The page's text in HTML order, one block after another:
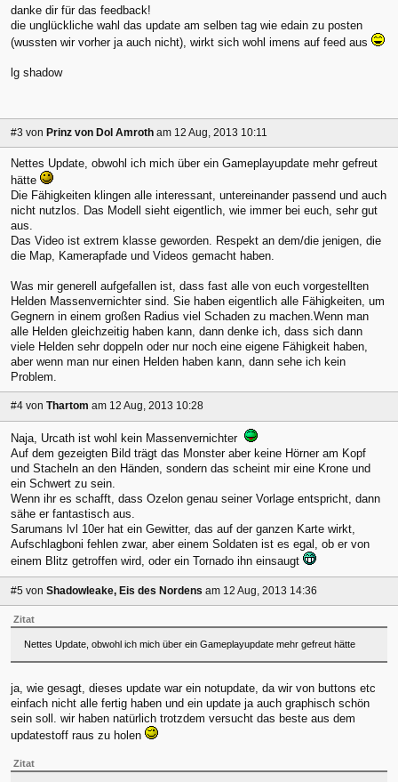
danke dir für das feedback!
die unglückliche wahl das update am selben tag wie edain zu posten
(wussten wir vorher ja auch nicht), wirkt sich wohl imens auf feed aus
lg shadow
#3 von Prinz von Dol Amroth am 12 Aug, 2013 10:11
Nettes Update, obwohl ich mich über ein Gameplayupdate mehr gefreut
hätte
Die Fähigkeiten klingen alle interessant, untereinander passend und auch
nicht nutzlos. Das Modell sieht eigentlich, wie immer bei euch, sehr gut
aus.
Das Video ist extrem klasse geworden. Respekt an dem/die jenigen, die
die Map, Kamerapfade und Videos gemacht haben.
Was mir generell aufgefallen ist, dass fast alle von euch vorgestellten
Helden Massenvernichter sind. Sie haben eigentlich alle Fähigkeiten, um
Gegnern in einem großen Radius viel Schaden zu machen.Wenn man
alle Helden gleichzeitig haben kann, dann denke ich, dass sich dann
viele Helden sehr doppeln oder nur noch eine eigene Fähigkeit haben,
aber wenn man nur einen Helden haben kann, dann sehe ich kein
Problem.
#4 von Thartom am 12 Aug, 2013 10:28
Naja, Urcath ist wohl kein Massenvernichter
Auf dem gezeigten Bild trägt das Monster aber keine Hörner am Kopf
und Stacheln an den Händen, sondern das scheint mir eine Krone und
ein Schwert zu sein.
Wenn ihr es schafft, dass Ozelon genau seiner Vorlage entspricht, dann
sähe er fantastisch aus.
Sarumans lvl 10er hat ein Gewitter, das auf der ganzen Karte wirkt,
Aufschlagboni fehlen zwar, aber einem Soldaten ist es egal, ob er von
einem Blitz getroffen wird, oder ein Tornado ihn einsaugt
#5 von Shadowleake, Eis des Nordens am 12 Aug, 2013 14:36
Zitat
Nettes Update, obwohl ich mich über ein Gameplayupdate mehr gefreut hätte
ja, wie gesagt, dieses update war ein notupdate, da wir von buttons etc
einfach nicht alle fertig haben und ein update ja auch graphisch schön
sein soll. wir haben natürlich trotzdem versucht das beste aus dem
updatestoff raus zu holen
Zitat